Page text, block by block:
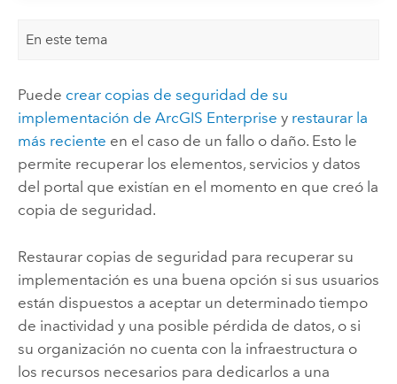
En este tema
Puede crear copias de seguridad de su
implementación de ArcGIS Enterprise y restaurar la
más reciente en el caso de un fallo o daño. Esto le
permite recuperar los elementos, servicios y datos
del portal que existían en el momento en que creó la
copia de seguridad.
Restaurar copias de seguridad para recuperar su
implementación es una buena opción si sus usuarios
están dispuestos a aceptar un determinado tiempo
de inactividad y una posible pérdida de datos, o si
su organización no cuenta con la infraestructura o
los recursos necesarios para dedicarlos a una